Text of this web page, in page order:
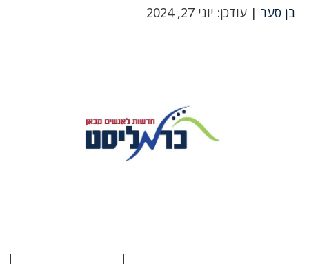
בן סער | עודכן: יוני 27, 2024